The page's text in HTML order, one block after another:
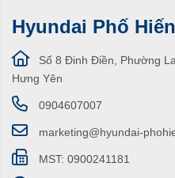
Hyundai Phố Hiến
Số 8 Đinh Điền, Phường
Hưng Yên
0904607007
marketing@hyundai-
MST: 0900241181